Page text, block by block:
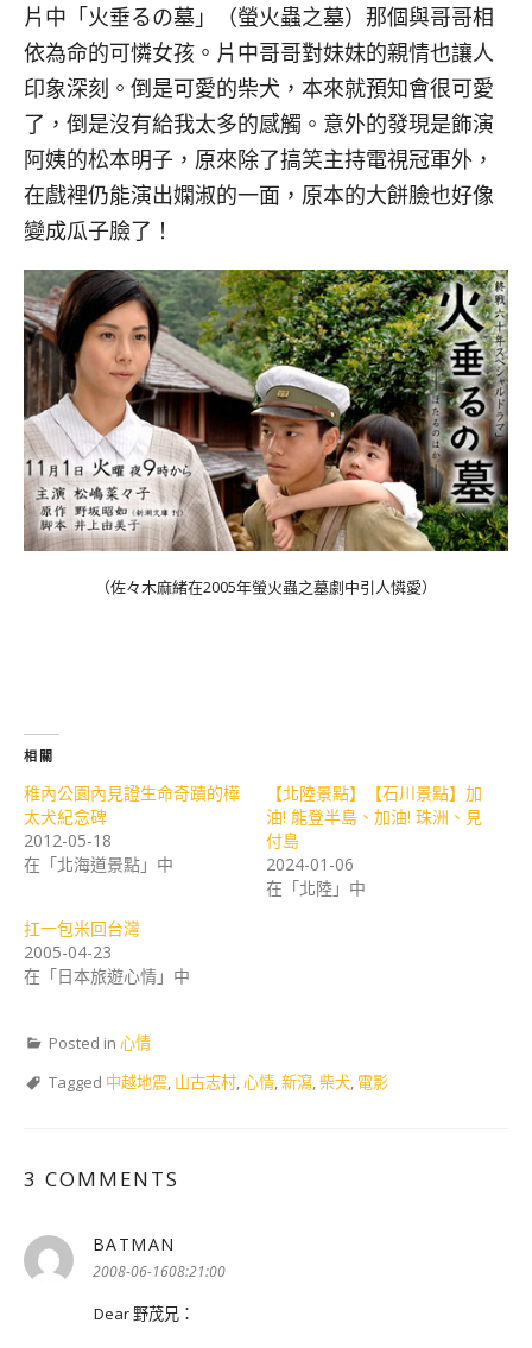
片中「火垂るの墓」（螢火蟲之墓）那個與哥哥相
依為命的可憐女孩。片中哥哥對妹妹的親情也讓人
印象深刻。倒是可愛的柴犬，本來就預知會很可愛
了，倒是沒有給我太多的感觸。意外的發現是飾演
阿姨的松本明子，原來除了搞笑主持電視冠軍外，
在戲裡仍能演出嫻淑的一面，原本的大餅臉也好像
變成瓜子臉了！
（佐々木麻緒在2005年螢火蟲之墓劇中引人憐愛）
相關
稚內公園內見證生命奇蹟的樺
太犬紀念碑
2012-05-18
在「北海道景點」中
【北陸景點】【石川景點】加
油! 能登半島、加油! 珠洲、見
付島
2024-01-06
在「北陸」中
扛一包米回台灣
2005-04-23
在「日本旅遊心情」中
Posted in 心情
Tagged 中越地震, 山古志村,心情,新瀉,柴犬, 電影
3 COMMENTS
BATMAN
示:
2008-06-1608:21:00
Dear 野茂兄：